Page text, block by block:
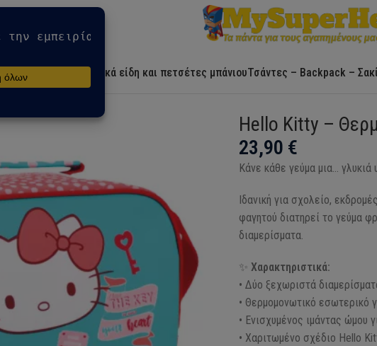
Λευκά είδη και πετσέτες μπάνιουΤσάντες – Backpack –
Hello Kitty –
23,90 €
Κάνε κάθε γεύμα μια…
Ιδανική για σχολείο,
φαγητού διατηρεί το γεύμα
διαμερίσματα.
✨ Χαρακτηριστικά:
• Δύο ξεχωριστά
• Θερμομονωτικό εσωτερικό
• Ενισχυμένος ιμάντας ώμου
• Χαριτωμένο σχέδιο Hello